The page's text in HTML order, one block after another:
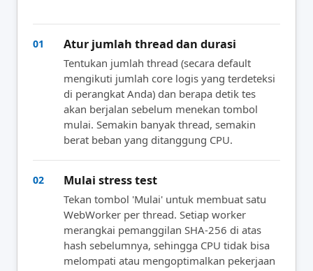
01 Atur jumlah thread dan durasi
Tentukan jumlah thread (secara default
mengikuti jumlah core logis yang terdeteksi
di perangkat Anda) dan berapa detik tes
akan berjalan sebelum menekan tombol
mulai. Semakin banyak thread, semakin
berat beban yang ditanggung CPU.
02 Mulai stress test
Tekan tombol 'Mulai' untuk membuat satu
WebWorker per thread. Setiap worker
merangkai pemanggilan SHA-256 di atas
hash sebelumnya, sehingga CPU tidak bisa
melompati atau mengoptimalkan pekerjaan